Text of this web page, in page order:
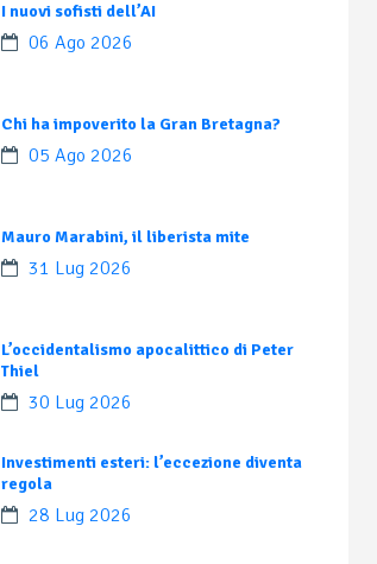
I nuovi sofisti dell’AI
06 Ago 2026
Chi ha impoverito la Gran Bretagna?
05 Ago 2026
Mauro Marabini, il liberista mite
31 Lug 2026
L’occidentalismo apocalittico di Peter
Thiel
30 Lug 2026
Investimenti esteri: l’eccezione diventa
regola
28 Lug 2026